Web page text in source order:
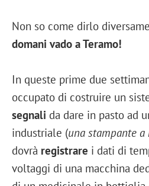
Non so come dirlo
domani vado a Teramo!
In queste prime due
occupato di costruire un
segnali da dare in pasto ad
industriale (una stampante
dovrà registrare i dati di
voltaggi di una macchina